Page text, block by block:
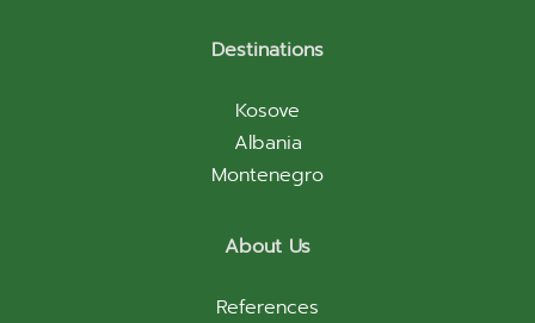
Destinations
Kosove
Albania
Montenegro
About Us
References